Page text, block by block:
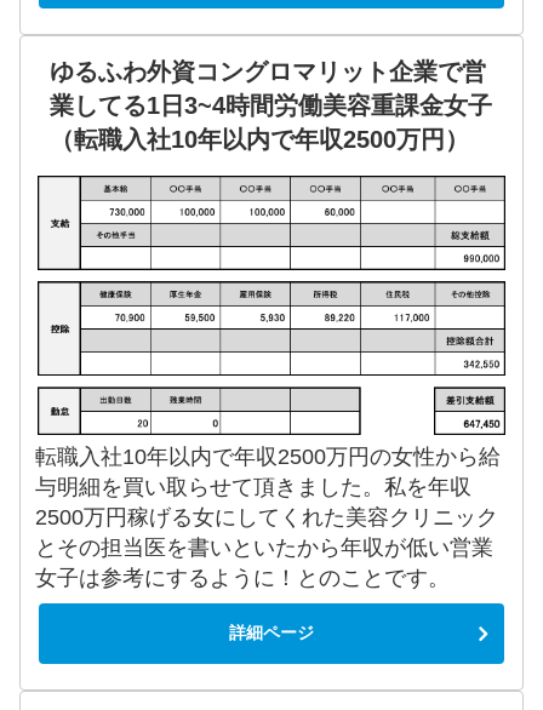
ゆるふわ外資コングロマリット企業で営
業してる1日3~4時間労働美容重課金女子
（転職入社10年以内で年収2500万円）
転職入社10年以内で年収2500万円の女性から給
与明細を買い取らせて頂きました。私を年収
2500万円稼げる女にしてくれた美容クリニック
とその担当医を書いといたから年収が低い営業
女子は参考にするように！とのことです。
詳細ページ